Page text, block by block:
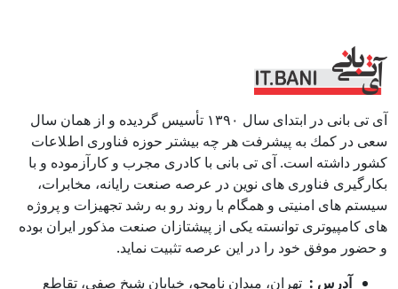
آی تی بانی در ابتداى سال ١٣٩٠ تأسيس گرديده و از همان سال
سعى در كمك به پيشرفت هر چه بيشتر حوزه فناورى اطﻼعات
كشور داشته است. آی تی بانی با كادرى مجرب و كارآزموده و با
بكارگيرى فناوری هاى نوين در عرصه صنعت رايانه، مخابرات،
سيستم هاى امنيتى و همگام با روند رو به رشد تجهيزات و پروژه
هاى كامپيوترى توانسته يكى از پيشتازان صنعت مذكور ايران بوده
و حضور موفق خود را در اين عرصه تثبيت نمايد.
آدرس : تهران، میدان نامجو، خیابان شیخ صفی، تقاطع